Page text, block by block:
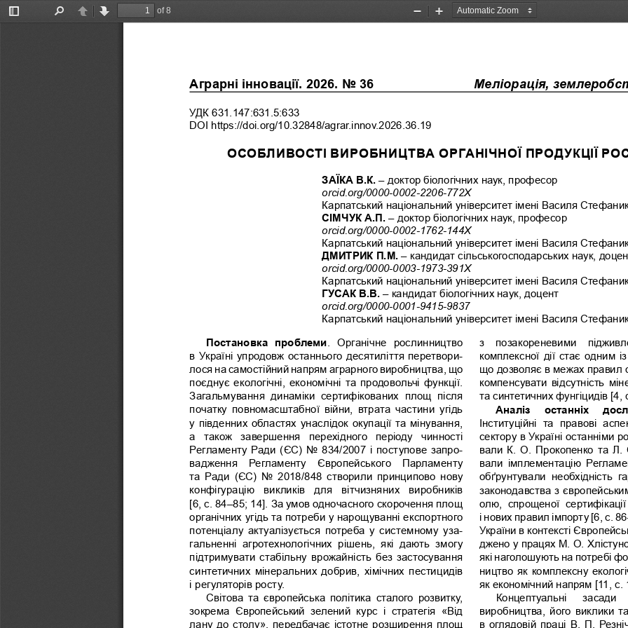
Toggle
PreviousNext
of 8
Zoom
Zoom
Меліорація,
Аграрні інновації. 2026. No 36
УДК 631.147:631.5:633
DOI https://doi.org/10.32848/agrar.innov.2026.36.19
ОСОБЛИВОСТІ ВИРОБНИЦТВА ОРГАНІЧНОЇ ПРОДУКЦІЇ
ЗАЇКА В.К. – доктор біологічних наук, професор
orcid.org/0000-0002-2206-772Х
Карпатський національний університет імені Василя
СІМЧУК А.П. – доктор біологічних наук, професор
orcid.org/0000-0002-1762-144X
Карпатський національний університет імені Василя
ДМИТРИК П.М. – кандидат сільськогосподарських наук,
orcid.org/0000-0003-1973-391Х
Карпатський національний університет імені Василя
ГУСАК В.В. – кандидат біологічних наук, доцент
orcid.org/0000-0001-9415-9837
Карпатський національний університет імені Василя
Постановка  проблеми .  Органічне  рослинництво
в Україні упродовж останнього десятиліття перетвори-
лося на самостійний напрям аграрного виробництва, що
поєднує екологічні, економічні та продовольчі функції.
Загальмування  динаміки  сертифікованих  площ  після
початку  повномасштабної  війни,  втрата  частини  угідь
у південних областях унаслідок окупації та мінування,
а  також  завершення  перехідного  періоду  чинності
Регламенту Ради (ЄС) No 834/2007 і поступове запро-
вадження  Регламенту  Європейського  Парламенту
та Ради (ЄС) No 2018/848 створили принципово нову
конфігурацію  викликів  для  вітчизняних  виробників
[6, с. 84–85; 14]. За умов одночасного скорочення площ
органічних угідь та потреби у нарощуванні експортного
потенціалу актуалізується потреба у системному уза-
гальненні  агротехнологічних  рішень,  які  дають  змогу
підтримувати стабільну врожайність без застосування
синтетичних мінеральних добрив, хімічних пестицидів
і регуляторів росту.
Світова  та  європейська  політика  сталого  розвитку,
зокрема  Європейський  зелений  курс  і  стратегія  «Від
лану до столу», передбачає істотне розширення площ
з  позакореневими
комплексної дії стає одним
що дозволяє в межах правил
компенсувати відсутність
та синтетичних фунгіцидів [4,
Аналіз   останніх
Інституційні  та  правові
сектору в Україні останніми
вали К.
О.   Прокопенко та
вали  імплементацію
обґрунтували  необхідність
законодавства з
олю,  спрощеної
і нових правил імпорту [6, с.
України в контексті
джено у працях М. О.
які наголошують на потребі
ництво як комплексну
як економічний напрям [11, с.
Концептуальні   засади
виробництва, його виклики
в оглядовій праці В.
П.